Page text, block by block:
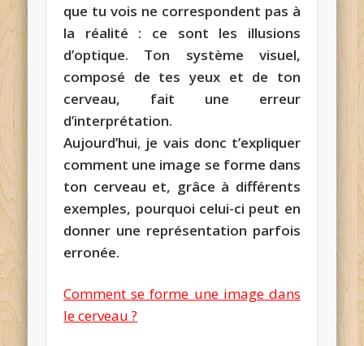
que tu vois ne correspondent pas à
la réalité : ce sont les illusions
d’optique. Ton système visuel,
composé de tes yeux et de ton
cerveau, fait une erreur
d’interprétation.
Aujourd’hui, je vais donc t’expliquer
comment une image se forme dans
ton cerveau et, grâce à différents
exemples, pourquoi celui-ci peut en
donner une représentation parfois
erronée.
Comment se forme une image dans
le cerveau ?